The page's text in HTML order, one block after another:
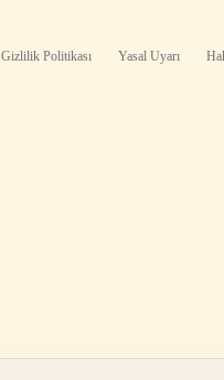
Gizlilik Politikası Yasal Uyarı